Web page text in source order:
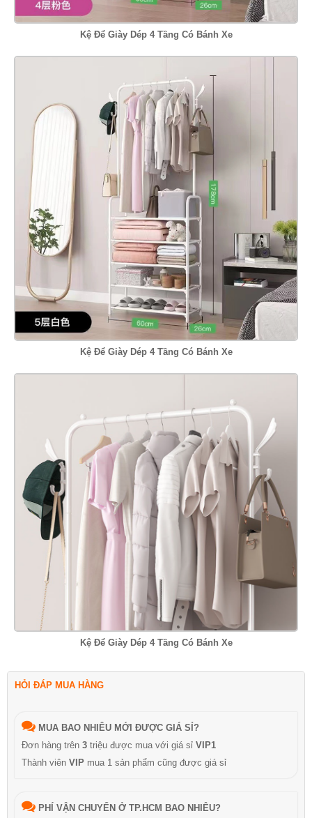
Kệ Để Giày Dép 4 Tầng Có Bánh Xe
Kệ Để Giày Dép 4 Tầng Có Bánh Xe
Kệ Để Giày Dép 4 Tầng Có Bánh Xe
HỎI ĐÁP MUA HÀNG
MUA BAO NHIÊU MỚI ĐƯỢC GIÁ SỈ?
Đơn hàng trên 3 triệu được mua với giá sỉ VIP1
Thành viên VIP mua 1 sản phẩm cũng được giá sỉ
PHÍ VẬN CHUYỂN Ở TP.HCM BAO NHIÊU?